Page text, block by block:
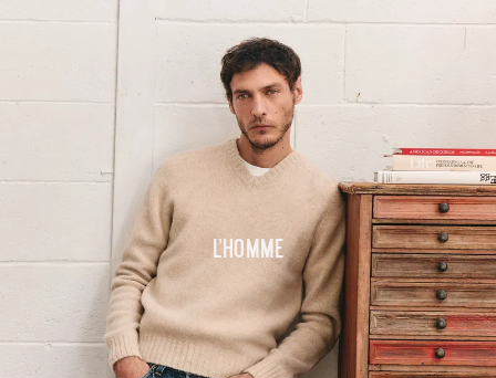
L'homme